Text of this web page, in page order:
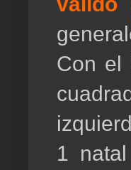
Con el
1